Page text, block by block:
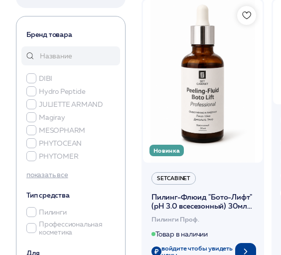
Бренд товара
DIBI
Hydro Peptide
JULIETTE ARMAND
Magiray
MESOPHARM
PHYTOCEAN
PHYTOMER
Stella Marina
VIE COLLECTION
показать все
Тип средства
Пилинги
Профессиональная
косметика
Для
Новинка
SETCABINET
Пилинг-Флюид "Бото-Лифт"
(pH 3.0 всесезонный) 30мл
/SetCabinet
Пилинги Проф.
Товар в наличии
войдите чтобы увидеть